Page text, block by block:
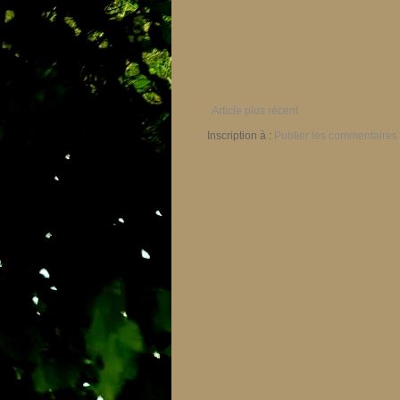
Article plus récent
Inscription à : Publier les commentaires